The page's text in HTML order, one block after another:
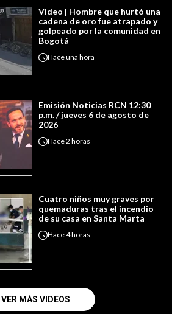
Video | Hombre que hurtó una
cadena de oro fue atrapado y
golpeado por la comunidad en
Bogotá
Haceuna hora
Emisión Noticias RCN 12:30
p.m. / jueves 6 de agosto de
2026
Hace2 horas
Cuatro niños muy graves por
quemaduras tras el incendio
de su casa en Santa Marta
Hace4 horas
VER MÁS VIDEOS